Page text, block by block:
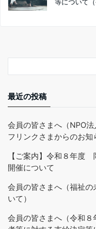
最近の投稿
会員の皆さまへ（NPO
フリンクさまからのお知
【ご案内】令和８年度
開催について
会員の皆さまへ（福祉
いて）
会員の皆さまへ（令和